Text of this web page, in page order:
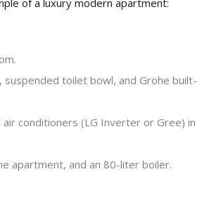
of a luxury modern apartment:
toilet bowl, and Grohe built-
conditioners (LG Inverter or Gree) in
apartment, and an 80-liter boiler.